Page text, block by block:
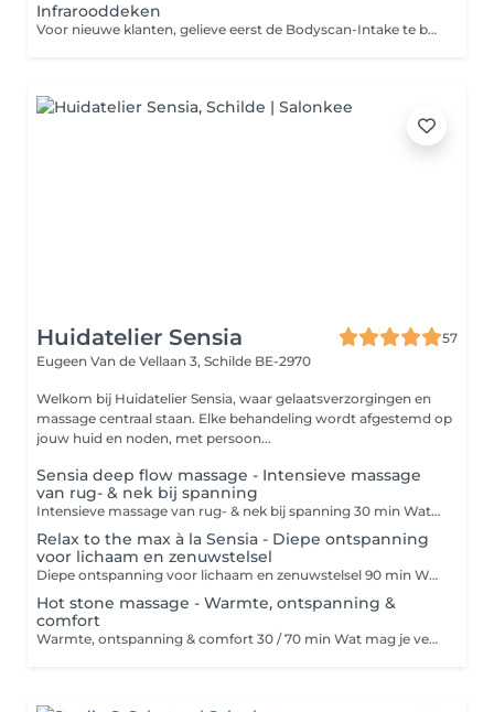
Infrarooddeken
Voor nieuwe klanten, gelieve eerst de Bodyscan-Intake te boeken vooraleer u deze dienst boekt. Bestaande klanten kunnen deze dienst los inboeken of als beurt van hun abonnement. Een infrarooddeken is een wellness- en gezondheidsproduct dat gebruikmaakt van infraroodstraling om het lichaam op te warmen en verschillende gezondheidsvoordelen te bieden. *Verbetert het immuunsysteem *Verlicht spier- en gewrichtspijn *Geschikt voor sporters bij het opwarmen of afkoelen *Gewichtsverlies en bevordert de afvoer van afvalstoffen *Ontgifting *Verlicht stress
Huidatelier Sensia
57
Eugeen Van de Vellaan 3, Schilde BE-2970
Welkom bij Huidatelier Sensia, waar gelaatsverzorgingen en
massage centraal staan. Elke behandeling wordt afgestemd op
jouw huid en noden, met persoon...
Sensia deep flow massage - Intensieve massage
van rug- & nek bij spanning
Intensieve massage van rug- & nek bij spanning 30 min Wat mag je verwachten? Een intensieve massage gericht op rug, nek en schouders, ideaal bij vastzittende spieren, stress of langdurig bureauwerk. We werken diep in op spieren en bindweefsel om spanning los te laten en de doorbloeding te stimuleren. - Bij spierpijn & spanning - Bij stress- en hoofdpijnklachten - Bij lage rugpijn
Relax to the max à la Sensia - Diepe ontspanning
voor lichaam en zenuwstelsel
Diepe ontspanning voor lichaam en zenuwstelsel 90 min Wat mag je verwachten? Tijdens deze massage combineren we holistic pulsing, reiki en acupressuur om het zenuwstelsel tot rust te brengen en zo op een zachte manier ruimte te creëren in lichaam en hoofd. Ideaal als je moeilijk kan ontspannen of het gevoel hebt altijd 'aan' te staan of nood hebt aan een volledige reset. - Voor diepe ontspanning - Bij mentale druk en vermoeidheid - Een echte reset-massage
Hot stone massage - Warmte, ontspanning &
comfort
Warmte, ontspanning & comfort 30 / 70 min Wat mag je verwachten? Een ontspannende massage met warme basaltstenen die diep inwerken op spieren en zenuwstelsel. De warmte en zachte druk verlichten spanning, stimuleren de doorbloeding en zorgen voor een diepe relaxatie. - Ideaal bij koude of stijve spieren - Ontspannend en rustgevend - Perfect in de winter of bij vermoeidheid - Geeft energie